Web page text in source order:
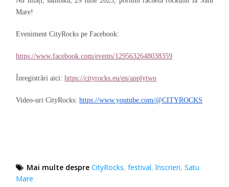
Mare!
Eveniment CityRocks pe Facebook:
https://www.facebook.com/events/1295632648038359
Înregistrări aici:https://cityrocks.eu/en/applytwo
Video-uri CityRocks:https://www.youtube.com/@CITYROCKS
Mai multe despre CityRocks,festival,înscrieri,Satu
Mare